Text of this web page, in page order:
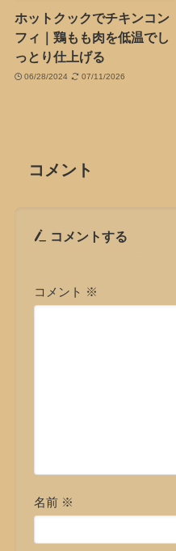
ホットクックでチキンコン
フィ｜鶏もも肉を低温でし
っとり仕上げる
06/28/2024 07/11/2026
コメント
コメントする
コメント ※
名前 ※